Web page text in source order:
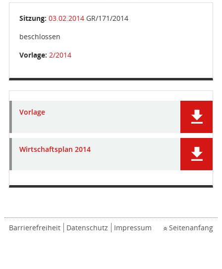
Sitzung: 03.02.2014GR/171/2014
beschlossen
Vorlage: 2/2014
Vorlage
Wirtschaftsplan 2014
Barrierefreiheit Datenschutz Impressum Seitenanfang